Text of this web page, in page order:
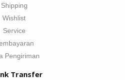
Shipping
Wishlist
Service
Pengiriman
Transfer